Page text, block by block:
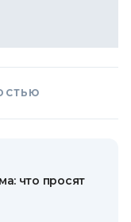
что просят